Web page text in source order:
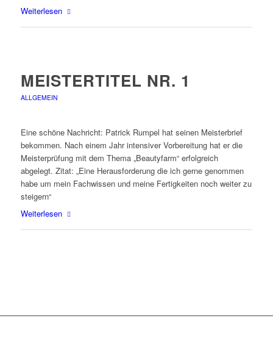
Weiterlesen
MEISTERTITEL NR. 1
ALLGEMEIN
Eine schöne Nachricht: Patrick Rumpel hat seinen Meisterbrief
bekommen. Nach einem Jahr intensiver Vorbereitung hat er die
Meisterprüfung mit dem Thema „Beautyfarm“ erfolgreich
abgelegt. Zitat: „Eine Herausforderung die ich gerne genommen
habe um mein Fachwissen und meine Fertigkeiten noch weiter zu
steigern“
Weiterlesen